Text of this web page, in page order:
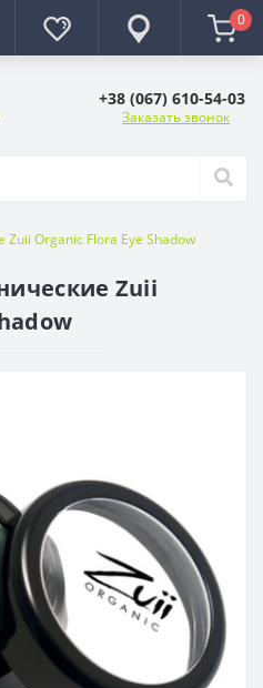
0
+38 (067) 610-54-03
Заказать звонок
Organic Flora Eye Shadow
Zuii